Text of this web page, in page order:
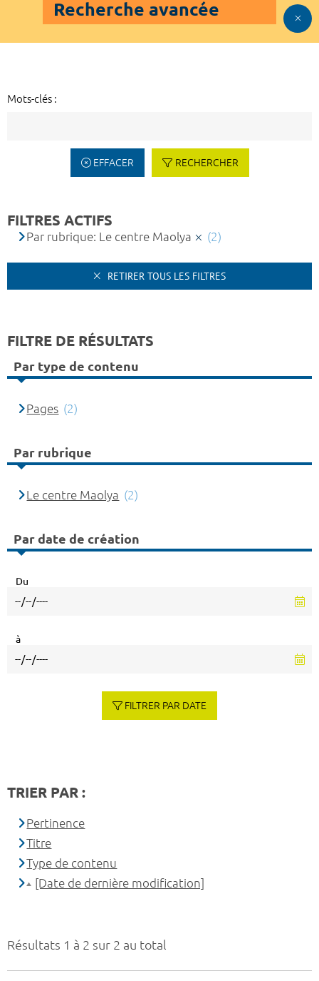
Recherche avancée
Mots-clés :
EFFACER RECHERCHER
Résultats 1 à 2 sur 2 au total
FILTRES ACTIFS
Par rubrique: Le centre Maolya (2)
RETIRER TOUS LES FILTRES
FILTRE DE RÉSULTATS
Par type de contenu
Pages (2)
Par rubrique
Le centre Maolya (2)
Par date de création
Du
à
FILTRER PAR DATE
TRIER PAR :
Pertinence
Titre
Type de contenu
[Date de dernière modification]